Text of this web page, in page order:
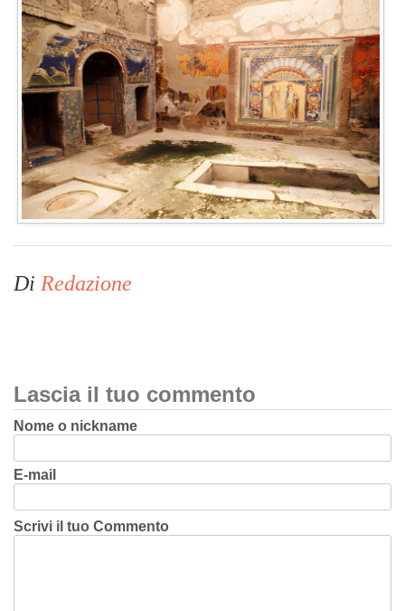
Di Redazione
Lascia il tuo commento
Nome o nickname
E-mail
Scrivi il tuo Commento